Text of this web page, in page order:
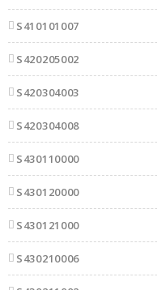
S410101007
S420205002
S420304003
S420304008
S430110000
S430120000
S430121000
S430210006